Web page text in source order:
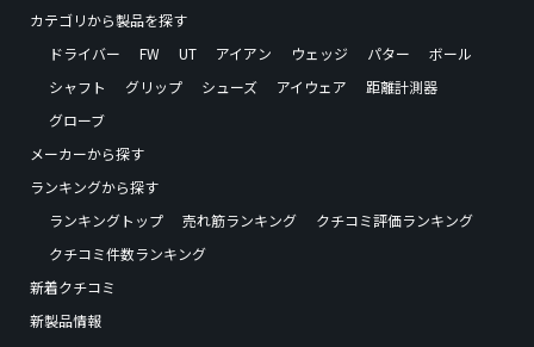
カテゴリから製品を探す
ドライバー
FW UT アイアン ウェッジ パター
ボール
シャフト
グリップ シューズ アイウェア
距離計測器
グローブ
メーカーから探す
ランキングから探す
ランキングトップ
売れ筋ランキング
クチコミ評価ランキング
クチコミ件数ランキング
新着クチコミ
新製品情報